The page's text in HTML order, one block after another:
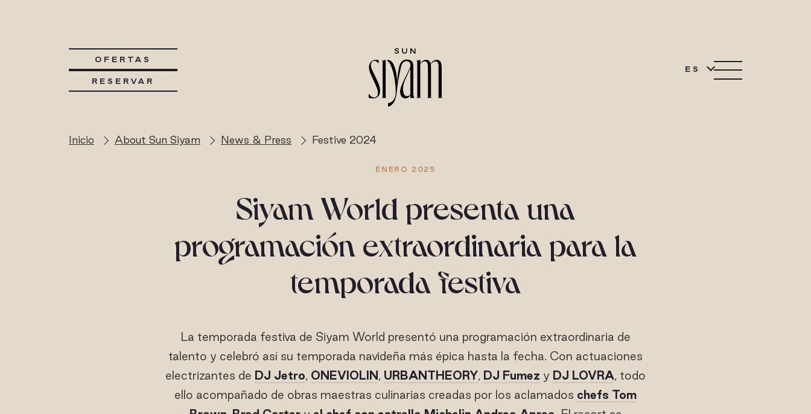
OFERTAS
RESERVAR
ES
Inicio About Sun Siyam News & Press Festive 2024
ENERO 2025
Siyam World presenta una
programación extraordinaria para la
temporada festiva
La temporada festiva de Siyam World presentó una programación extraordinaria de
talento y celebró así su temporada navideña más épica hasta la fecha. Con actuaciones
electrizantes de DJ Jetro, ONEVIOLIN, URBANTHEORY, DJ Fumez y DJ LOVRA, todo
ello acompañado de obras maestras culinarias creadas por los aclamados chefs Tom